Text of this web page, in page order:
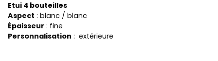
Etui 4 bouteilles
Aspect : blanc / blanc
Épaisseur : fine
Personnalisation : extérieure